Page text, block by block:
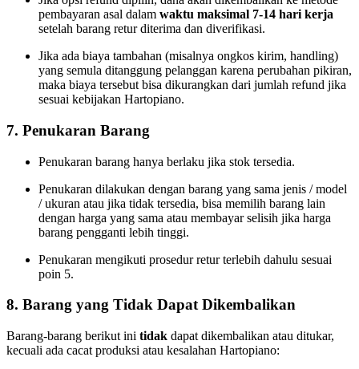
pembayaran asal dalam waktu maksimal 7‑14 hari kerja
setelah barang retur diterima dan diverifikasi.
Jika ada biaya tambahan (misalnya ongkos kirim, handling)
yang semula ditanggung pelanggan karena perubahan pikiran,
maka biaya tersebut bisa dikurangkan dari jumlah refund jika
sesuai kebijakan Hartopiano.
7. Penukaran Barang
Penukaran barang hanya berlaku jika stok tersedia.
Penukaran dilakukan dengan barang yang sama jenis / model
/ ukuran atau jika tidak tersedia, bisa memilih barang lain
dengan harga yang sama atau membayar selisih jika harga
barang pengganti lebih tinggi.
Penukaran mengikuti prosedur retur terlebih dahulu sesuai
poin 5.
8. Barang yang Tidak Dapat Dikembalikan
Barang‑barang berikut ini tidak dapat dikembalikan atau ditukar,
kecuali ada cacat produksi atau kesalahan Hartopiano: